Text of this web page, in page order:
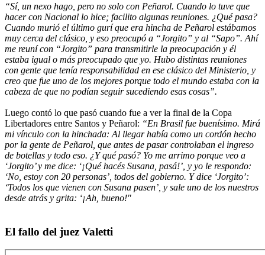
“Sí, un nexo hago, pero no solo con Peñarol. Cuando lo tuve que
hacer con Nacional lo hice; facilito algunas reuniones. ¿Qué pasa?
Cuando murió el último gurí que era hincha de Peñarol estábamos
muy cerca del clásico, y eso preocupó a “Jorgito” y al “Sapo”. Ahí
me reuní con “Jorgito” para transmitirle la preocupación y él
estaba igual o más preocupado que yo. Hubo distintas reuniones
con gente que tenía responsabilidad en ese clásico del Ministerio, y
creo que fue uno de los mejores porque todo el mundo estaba con la
cabeza de que no podían seguir sucediendo esas cosas”.
Luego contó lo que pasó cuando fue a ver la final de la Copa
Libertadores entre Santos y Peñarol: “En Brasil fue buenísimo. Mirá
mi vínculo con la hinchada: Al llegar había como un cordón hecho
por la gente de Peñarol, que antes de pasar controlaban el ingreso
de botellas y todo eso. ¿Y qué pasó? Yo me arrimo porque veo a
‘Jorgito’ y me dice: ‘¡Qué hacés Susana, pasá!’, y yo le respondo:
‘No, estoy con 20 personas’, todos del gobierno. Y dice ‘Jorgito’:
‘Todos los que vienen con Susana pasen’, y sale uno de los nuestros
desde atrás y grita: ‘¡Ah, bueno!"
El fallo del juez Valetti